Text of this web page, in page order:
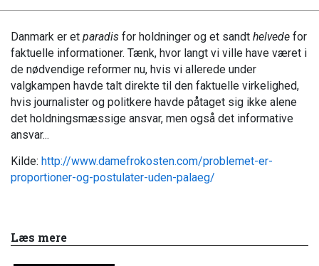
Danmark er et paradis for holdninger og et sandt helvede for
faktuelle informationer. Tænk, hvor langt vi ville have været i
de nødvendige reformer nu, hvis vi allerede under
valgkampen havde talt direkte til den faktuelle virkelighed,
hvis journalister og politkere havde påtaget sig ikke alene
det holdningsmæssige ansvar, men også det informative
ansvar...
Kilde: http://www.damefrokosten.com/problemet-er-
proportioner-og-postulater-uden-palaeg/
Læs mere